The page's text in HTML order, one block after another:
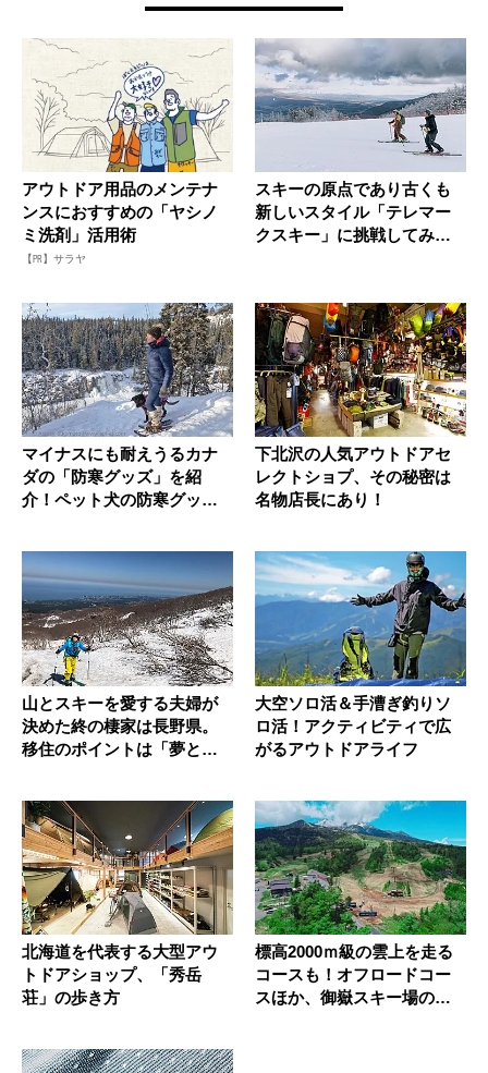
アウトドア用品のメンテナ
ンスにおすすめの「ヤシノ
ミ洗剤」活用術
【PR】サラヤ
スキーの原点であり古くも
新しいスタイル「テレマー
クスキー」に挑戦してみ
マイナスにも耐えうるカナ
ダの「防寒グッズ」を紹
介！ペット犬の防寒グッズ
下北沢の人気アウトドアセ
レクトショプ、その秘密は
名物店長にあり！
山とスキーを愛する夫婦が
決めた終の棲家は長野県。
移住のポイントは「夢と現
大空ソロ活＆手漕ぎ釣りソ
ロ活！アクティビティで広
がるアウトドアライフ
北海道を代表する大型アウ
トドアショップ、「秀岳
荘」の歩き方
標高2000ｍ級の雲上を走る
コースも！オフロードコー
スほか、御嶽スキー場のグ